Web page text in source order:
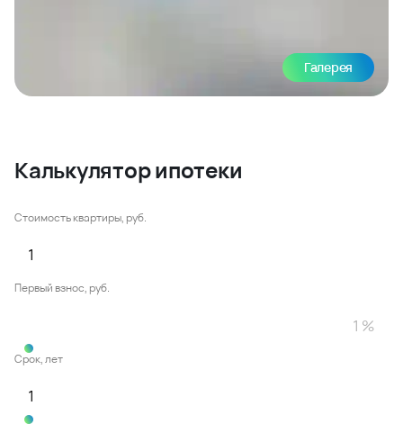
Галерея
Калькулятор ипотеки
Стоимость квартиры, руб.
Первый взнос, руб.
Срок, лет